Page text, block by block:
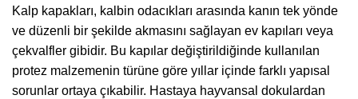
Kalp kapakları, kalbin odacıkları arasında kanın tek yönde
ve düzenli bir şekilde akmasını sağlayan ev kapıları veya
çekvalfler gibidir. Bu kapılar değiştirildiğinde kullanılan
protez malzemenin türüne göre yıllar içinde farklı yapısal
sorunlar ortaya çıkabilir. Hastaya hayvansal dokulardan